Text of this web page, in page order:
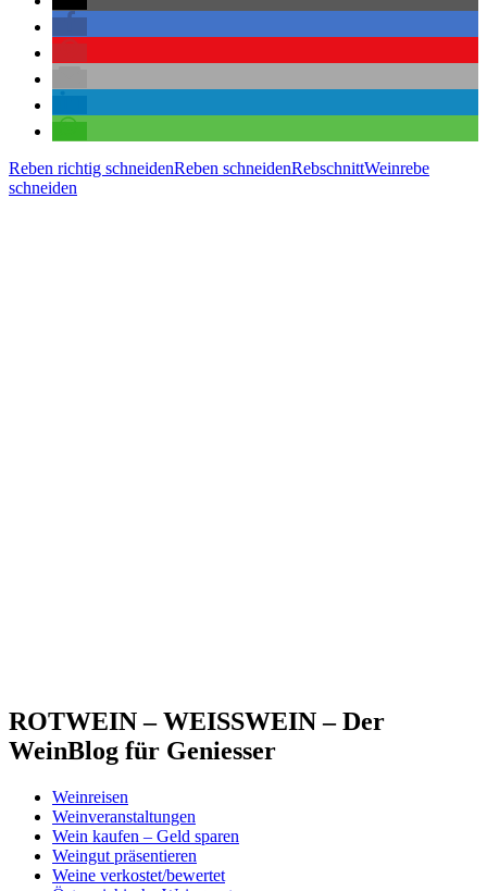
Reben richtig schneidenReben schneidenRebschnittWeinrebe
schneiden
ROTWEIN – WEISSWEIN – Der
WeinBlog für Geniesser
Weinreisen
Weinveranstaltungen
Wein kaufen – Geld sparen
Weingut präsentieren
Weine verkostet/bewertet